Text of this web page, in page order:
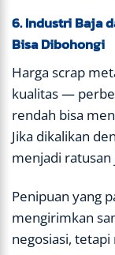
6. Industri Baja
Bisa Dibohongi
Harga scrap
kualitas —
rendah bisa
Jika dikalikan
menjadi
Penipuan yang
mengirimkan
negosiasi,